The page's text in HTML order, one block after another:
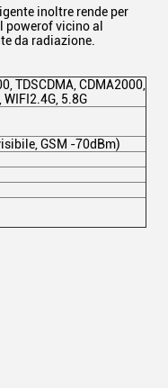
inoltre rende per
powerof vicino al
da radiazione.
TDSCDMA, CDMA2000,
5.8G
GSM -70dBm)